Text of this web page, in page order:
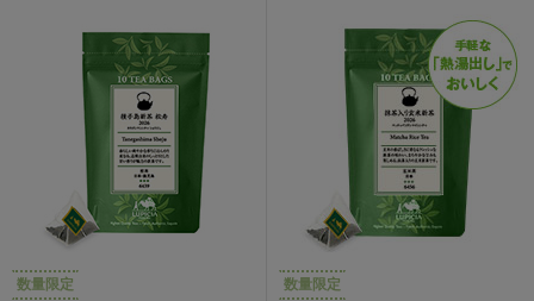
数量限定 数量限定